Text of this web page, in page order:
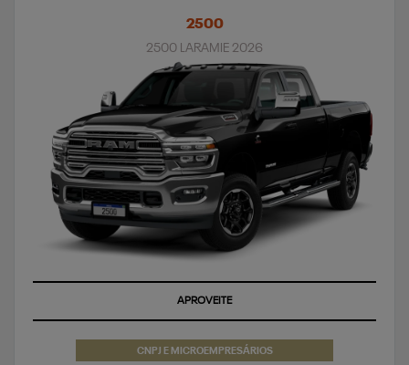
2500
2500 LARAMIE 2026
APROVEITE
CNPJ E MICROEMPRESÁRIOS